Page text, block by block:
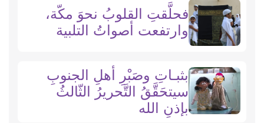
فحلَّقتِ القلوبُ نحوَ مكّة،
وارتفعت أصواتُ التلبية
بثبـاتِ وصَبْرِ أهلِ الجنوبِ
سيتحَقَّقُ التَّحريرُ الثّالثُ
بإذنِ الله